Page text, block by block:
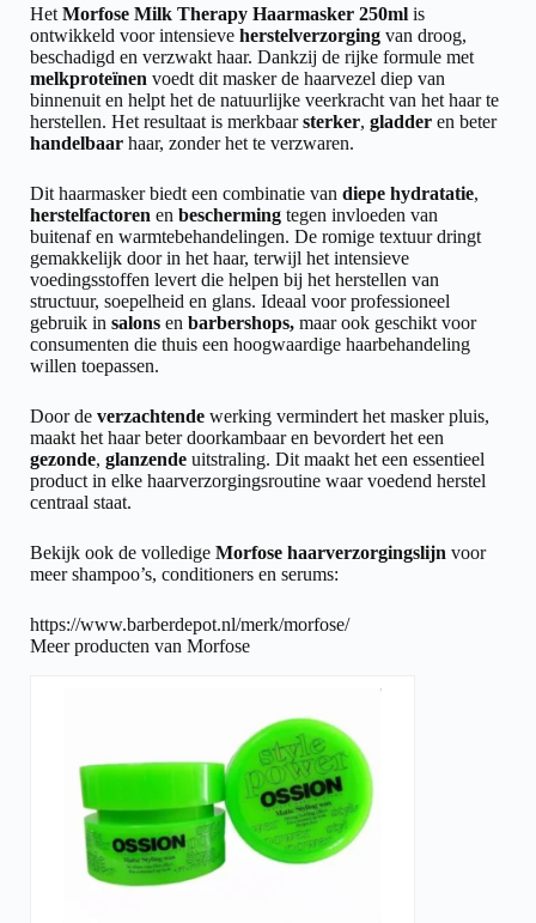
Het Morfose Milk Therapy Haarmasker 250ml is
ontwikkeld voor intensieve herstelverzorging van droog,
beschadigd en verzwakt haar. Dankzij de rijke formule met
melkproteïnen voedt dit masker de haarvezel diep van
binnenuit en helpt het de natuurlijke veerkracht van het haar te
herstellen. Het resultaat is merkbaarsterker, gladder en beter
handelbaar haar, zonder het te verzwaren.
Dit haarmasker biedt een combinatie van diepe hydratatie,
herstelfactoren en bescherming tegen invloeden van
buitenaf en warmtebehandelingen. De romige textuur dringt
gemakkelijk door in het haar, terwijl het intensieve
voedingsstoffen levert die helpen bij het herstellen van
structuur, soepelheid en glans. Ideaal voor professioneel
gebruik in salons en barbershops, maar ook geschikt voor
consumenten die thuis een hoogwaardige haarbehandeling
willen toepassen.
Door de verzachtende werking vermindert het masker pluis,
maakt het haar beter doorkambaar en bevordert het een
gezonde, glanzende uitstraling. Dit maakt het een essentieel
product in elke haarverzorgingsroutine waar voedend herstel
centraal staat.
Bekijk ook de volledige Morfose haarverzorgingslijn voor
meer shampoo’s, conditioners en serums:
https://www.barberdepot.nl/merk/morfose/
Meer producten van Morfose